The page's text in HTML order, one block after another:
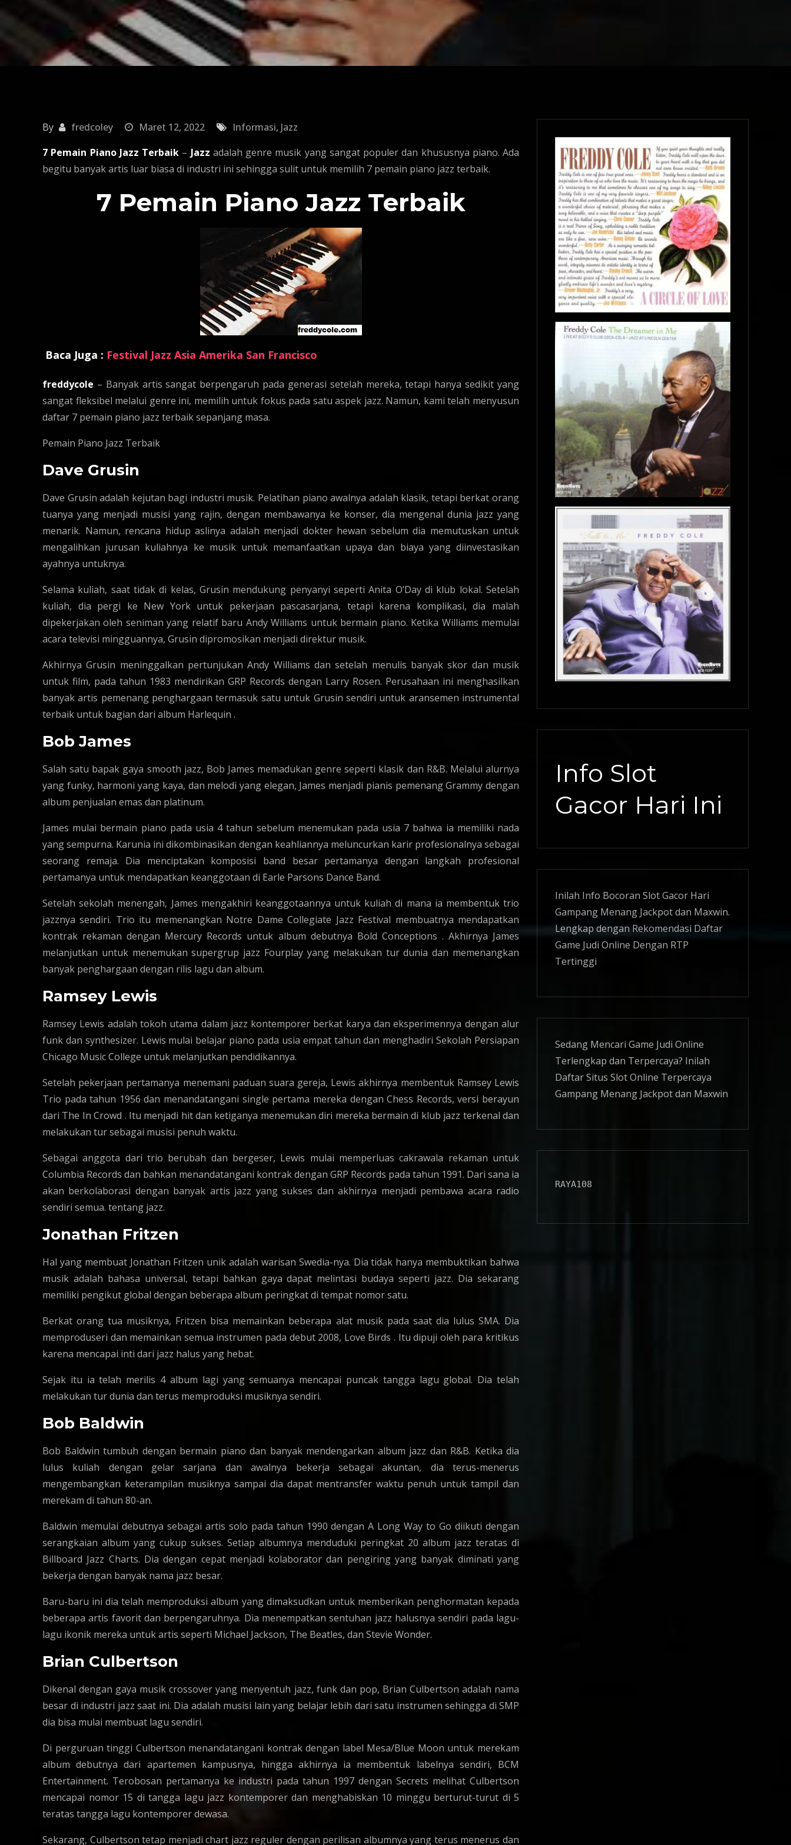
By fredcoley Maret 12, 2022 Informasi, Jazz
7 Pemain Piano Jazz Terbaik – Jazz adalah genre musik yang sangat populer dan khususnya piano. Ada
begitu banyak artis luar biasa di industri ini sehingga sulit untuk memilih 7 pemain piano jazz terbaik.
7 Pemain Piano Jazz Terbaik
Baca Juga : Festival Jazz Asia Amerika San Francisco
freddycole – Banyak artis sangat berpengaruh pada generasi setelah mereka, tetapi hanya sedikit yang
sangat fleksibel melalui genre ini, memilih untuk fokus pada satu aspek jazz. Namun, kami telah menyusun
daftar 7 pemain piano jazz terbaik sepanjang masa.
Pemain Piano Jazz Terbaik
Dave Grusin
Dave Grusin adalah kejutan bagi industri musik. Pelatihan piano awalnya adalah klasik, tetapi berkat orang
tuanya yang menjadi musisi yang rajin, dengan membawanya ke konser, dia mengenal dunia jazz yang
menarik. Namun, rencana hidup aslinya adalah menjadi dokter hewan sebelum dia memutuskan untuk
mengalihkan jurusan kuliahnya ke musik untuk memanfaatkan upaya dan biaya yang diinvestasikan
ayahnya untuknya.
Selama kuliah, saat tidak di kelas, Grusin mendukung penyanyi seperti Anita O’Day di klub lokal. Setelah
kuliah, dia pergi ke New York untuk pekerjaan pascasarjana, tetapi karena komplikasi, dia malah
dipekerjakan oleh seniman yang relatif baru Andy Williams untuk bermain piano. Ketika Williams memulai
acara televisi mingguannya, Grusin dipromosikan menjadi direktur musik.
Akhirnya Grusin meninggalkan pertunjukan Andy Williams dan setelah menulis banyak skor dan musik
untuk film, pada tahun 1983 mendirikan GRP Records dengan Larry Rosen. Perusahaan ini menghasilkan
banyak artis pemenang penghargaan termasuk satu untuk Grusin sendiri untuk aransemen instrumental
terbaik untuk bagian dari album Harlequin .
Bob James
Salah satu bapak gaya smooth jazz, Bob James memadukan genre seperti klasik dan R&B. Melalui alurnya
yang funky, harmoni yang kaya, dan melodi yang elegan, James menjadi pianis pemenang Grammy dengan
album penjualan emas dan platinum.
James mulai bermain piano pada usia 4 tahun sebelum menemukan pada usia 7 bahwa ia memiliki nada
yang sempurna. Karunia ini dikombinasikan dengan keahliannya meluncurkan karir profesionalnya sebagai
seorang remaja. Dia menciptakan komposisi band besar pertamanya dengan langkah profesional
pertamanya untuk mendapatkan keanggotaan di Earle Parsons Dance Band.
Setelah sekolah menengah, James mengakhiri keanggotaannya untuk kuliah di mana ia membentuk trio
jazznya sendiri. Trio itu memenangkan Notre Dame Collegiate Jazz Festival membuatnya mendapatkan
kontrak rekaman dengan Mercury Records untuk album debutnya Bold Conceptions . Akhirnya James
melanjutkan untuk menemukan supergrup jazz Fourplay yang melakukan tur dunia dan memenangkan
banyak penghargaan dengan rilis lagu dan album.
Ramsey Lewis
Ramsey Lewis adalah tokoh utama dalam jazz kontemporer berkat karya dan eksperimennya dengan alur
funk dan synthesizer. Lewis mulai belajar piano pada usia empat tahun dan menghadiri Sekolah Persiapan
Chicago Music College untuk melanjutkan pendidikannya.
Setelah pekerjaan pertamanya menemani paduan suara gereja, Lewis akhirnya membentuk Ramsey Lewis
Trio pada tahun 1956 dan menandatangani single pertama mereka dengan Chess Records, versi berayun
dari The In Crowd . Itu menjadi hit dan ketiganya menemukan diri mereka bermain di klub jazz terkenal dan
melakukan tur sebagai musisi penuh waktu.
Sebagai anggota dari trio berubah dan bergeser, Lewis mulai memperluas cakrawala rekaman untuk
Columbia Records dan bahkan menandatangani kontrak dengan GRP Records pada tahun 1991. Dari sana ia
akan berkolaborasi dengan banyak artis jazz yang sukses dan akhirnya menjadi pembawa acara radio
sendiri semua. tentang jazz.
Jonathan Fritzen
Hal yang membuat Jonathan Fritzen unik adalah warisan Swedia-nya. Dia tidak hanya membuktikan bahwa
musik adalah bahasa universal, tetapi bahkan gaya dapat melintasi budaya seperti jazz. Dia sekarang
memiliki pengikut global dengan beberapa album peringkat di tempat nomor satu.
Berkat orang tua musiknya, Fritzen bisa memainkan beberapa alat musik pada saat dia lulus SMA. Dia
memproduseri dan memainkan semua instrumen pada debut 2008, Love Birds . Itu dipuji oleh para kritikus
karena mencapai inti dari jazz halus yang hebat.
Sejak itu ia telah merilis 4 album lagi yang semuanya mencapai puncak tangga lagu global. Dia telah
melakukan tur dunia dan terus memproduksi musiknya sendiri.
Bob Baldwin
Bob Baldwin tumbuh dengan bermain piano dan banyak mendengarkan album jazz dan R&B. Ketika dia
lulus kuliah dengan gelar sarjana dan awalnya bekerja sebagai akuntan, dia terus-menerus
mengembangkan keterampilan musiknya sampai dia dapat mentransfer waktu penuh untuk tampil dan
merekam di tahun 80-an.
Baldwin memulai debutnya sebagai artis solo pada tahun 1990 dengan A Long Way to Go diikuti dengan
serangkaian album yang cukup sukses. Setiap albumnya menduduki peringkat 20 album jazz teratas di
Billboard Jazz Charts. Dia dengan cepat menjadi kolaborator dan pengiring yang banyak diminati yang
bekerja dengan banyak nama jazz besar.
Baru-baru ini dia telah memproduksi album yang dimaksudkan untuk memberikan penghormatan kepada
beberapa artis favorit dan berpengaruhnya. Dia menempatkan sentuhan jazz halusnya sendiri pada lagu-
lagu ikonik mereka untuk artis seperti Michael Jackson, The Beatles, dan Stevie Wonder.
Brian Culbertson
Dikenal dengan gaya musik crossover yang menyentuh jazz, funk dan pop, Brian Culbertson adalah nama
besar di industri jazz saat ini. Dia adalah musisi lain yang belajar lebih dari satu instrumen sehingga di SMP
dia bisa mulai membuat lagu sendiri.
Di perguruan tinggi Culbertson menandatangani kontrak dengan label Mesa/Blue Moon untuk merekam
album debutnya dari apartemen kampusnya, hingga akhirnya ia membentuk labelnya sendiri, BCM
Entertainment. Terobosan pertamanya ke industri pada tahun 1997 dengan Secrets melihat Culbertson
mencapai nomor 15 di tangga lagu jazz kontemporer dan menghabiskan 10 minggu berturut-turut di 5
teratas tangga lagu kontemporer dewasa.
Sekarang, Culbertson tetap menjadi chart jazz reguler dengan perilisan albumnya yang terus menerus dan
Info Slot
Gacor Hari Ini
Inilah Info Bocoran Slot Gacor Hari
Gampang Menang Jackpot dan Maxwin.
Lengkap dengan Rekomendasi Daftar
Game Judi Online Dengan RTP
Tertinggi
Sedang Mencari Game Judi Online
Terlengkap dan Terpercaya? Inilah
Daftar Situs Slot Online Terpercaya
Gampang Menang Jackpot dan Maxwin
RAYA108